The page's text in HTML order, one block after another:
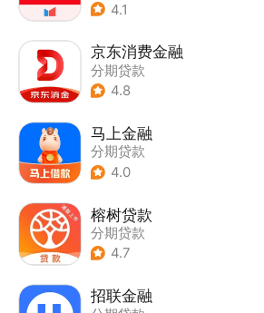
4.1
京东消费金融
分期贷款
4.8
马上金融
分期贷款
4.0
榕树贷款
分期贷款
4.7
招联金融